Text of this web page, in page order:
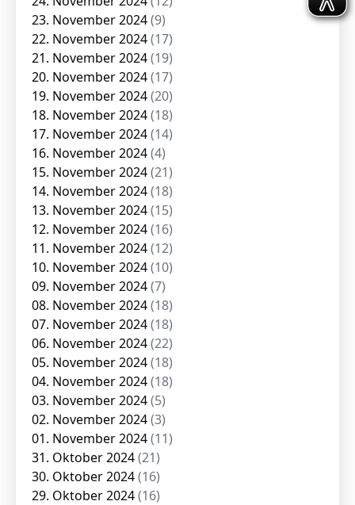
23. November 2024(9)
22. November 2024(17)
21. November 2024(19)
20. November 2024(17)
19. November 2024(20)
18. November 2024(18)
17. November 2024(14)
16. November 2024(4)
15. November 2024(21)
14. November 2024(18)
13. November 2024(15)
12. November 2024(16)
11. November 2024(12)
10. November 2024(10)
09. November 2024(7)
08. November 2024(18)
07. November 2024(18)
06. November 2024(22)
05. November 2024(18)
04. November 2024(18)
03. November 2024(5)
02. November 2024(3)
01. November 2024(11)
31. Oktober 2024(21)
30. Oktober 2024(16)
29. Oktober 2024(16)